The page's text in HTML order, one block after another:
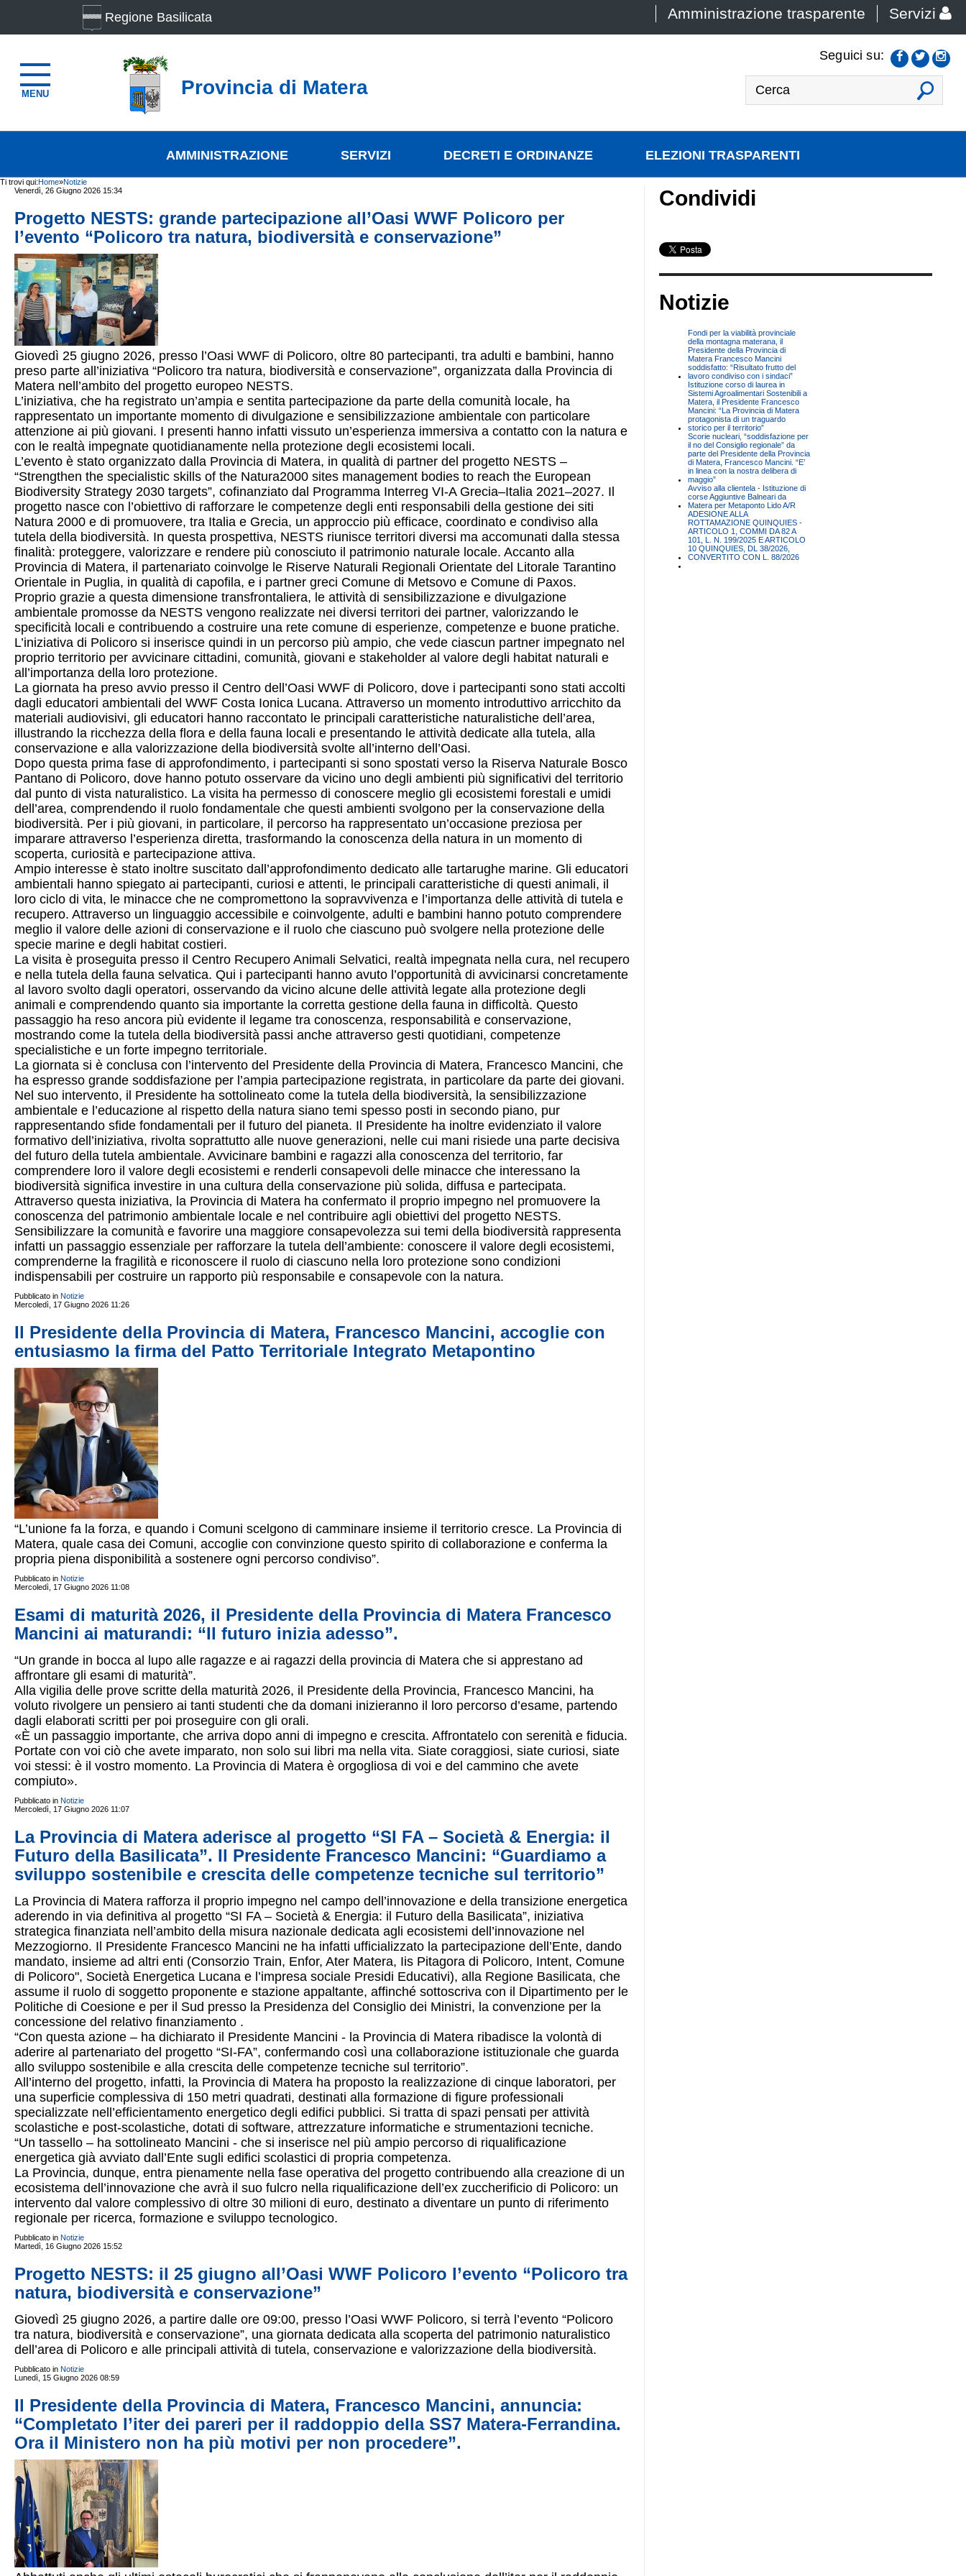
MENU
Regione Basilicata Amministrazione trasparente Servizi
Provincia di Matera VAI
Seguici su:
AMMINISTRAZIONE SERVIZI DECRETI E ORDINANZE ELEZIONI TRASPARENTI
Ti trovi qui:Home»Notizie
Venerdì, 26 Giugno 2026 15:34
Progetto NESTS: grande partecipazione all’Oasi WWF Policoro per
l’evento “Policoro tra natura, biodiversità e conservazione”
Giovedì 25 giugno 2026, presso l’Oasi WWF di Policoro, oltre 80 partecipanti, tra adulti e bambini, hanno
preso parte all’iniziativa “Policoro tra natura, biodiversità e conservazione”, organizzata dalla Provincia di
Matera nell’ambito del progetto europeo NESTS.
L’iniziativa, che ha registrato un’ampia e sentita partecipazione da parte della comunità locale, ha
rappresentato un importante momento di divulgazione e sensibilizzazione ambientale con particolare
attenzione ai più giovani. I presenti hanno infatti vissuto un’esperienza immersiva a contatto con la natura e
con le realtà impegnate quotidianamente nella protezione degli ecosistemi locali.
L’evento è stato organizzato dalla Provincia di Matera, in qualità di partner del progetto NESTS –
“Strengthen the specialistic skills of the Natura2000 sites management bodies to reach the European
Biodiversity Strategy 2030 targets”, cofinanziato dal Programma Interreg VI-A Grecia–Italia 2021–2027. Il
progetto nasce con l’obiettivo di rafforzare le competenze degli enti responsabili della gestione dei siti
Natura 2000 e di promuovere, tra Italia e Grecia, un approccio più efficace, coordinato e condiviso alla
tutela della biodiversità. In questa prospettiva, NESTS riunisce territori diversi ma accomunati dalla stessa
finalità: proteggere, valorizzare e rendere più conosciuto il patrimonio naturale locale. Accanto alla
Provincia di Matera, il partenariato coinvolge le Riserve Naturali Regionali Orientate del Litorale Tarantino
Orientale in Puglia, in qualità di capofila, e i partner greci Comune di Metsovo e Comune di Paxos.
Proprio grazie a questa dimensione transfrontaliera, le attività di sensibilizzazione e divulgazione
ambientale promosse da NESTS vengono realizzate nei diversi territori dei partner, valorizzando le
specificità locali e contribuendo a costruire una rete comune di esperienze, competenze e buone pratiche.
L’iniziativa di Policoro si inserisce quindi in un percorso più ampio, che vede ciascun partner impegnato nel
proprio territorio per avvicinare cittadini, comunità, giovani e stakeholder al valore degli habitat naturali e
all’importanza della loro protezione.
La giornata ha preso avvio presso il Centro dell’Oasi WWF di Policoro, dove i partecipanti sono stati accolti
dagli educatori ambientali del WWF Costa Ionica Lucana. Attraverso un momento introduttivo arricchito da
materiali audiovisivi, gli educatori hanno raccontato le principali caratteristiche naturalistiche dell’area,
illustrando la ricchezza della flora e della fauna locali e presentando le attività dedicate alla tutela, alla
conservazione e alla valorizzazione della biodiversità svolte all’interno dell’Oasi.
Dopo questa prima fase di approfondimento, i partecipanti si sono spostati verso la Riserva Naturale Bosco
Pantano di Policoro, dove hanno potuto osservare da vicino uno degli ambienti più significativi del territorio
dal punto di vista naturalistico. La visita ha permesso di conoscere meglio gli ecosistemi forestali e umidi
dell’area, comprendendo il ruolo fondamentale che questi ambienti svolgono per la conservazione della
biodiversità. Per i più giovani, in particolare, il percorso ha rappresentato un’occasione preziosa per
imparare attraverso l’esperienza diretta, trasformando la conoscenza della natura in un momento di
scoperta, curiosità e partecipazione attiva.
Ampio interesse è stato inoltre suscitato dall’approfondimento dedicato alle tartarughe marine. Gli educatori
ambientali hanno spiegato ai partecipanti, curiosi e attenti, le principali caratteristiche di questi animali, il
loro ciclo di vita, le minacce che ne compromettono la sopravvivenza e l’importanza delle attività di tutela e
recupero. Attraverso un linguaggio accessibile e coinvolgente, adulti e bambini hanno potuto comprendere
meglio il valore delle azioni di conservazione e il ruolo che ciascuno può svolgere nella protezione delle
specie marine e degli habitat costieri.
La visita è proseguita presso il Centro Recupero Animali Selvatici, realtà impegnata nella cura, nel recupero
e nella tutela della fauna selvatica. Qui i partecipanti hanno avuto l’opportunità di avvicinarsi concretamente
al lavoro svolto dagli operatori, osservando da vicino alcune delle attività legate alla protezione degli
animali e comprendendo quanto sia importante la corretta gestione della fauna in difficoltà. Questo
passaggio ha reso ancora più evidente il legame tra conoscenza, responsabilità e conservazione,
mostrando come la tutela della biodiversità passi anche attraverso gesti quotidiani, competenze
specialistiche e un forte impegno territoriale.
La giornata si è conclusa con l’intervento del Presidente della Provincia di Matera, Francesco Mancini, che
ha espresso grande soddisfazione per l’ampia partecipazione registrata, in particolare da parte dei giovani.
Nel suo intervento, il Presidente ha sottolineato come la tutela della biodiversità, la sensibilizzazione
ambientale e l’educazione al rispetto della natura siano temi spesso posti in secondo piano, pur
rappresentando sfide fondamentali per il futuro del pianeta. Il Presidente ha inoltre evidenziato il valore
formativo dell’iniziativa, rivolta soprattutto alle nuove generazioni, nelle cui mani risiede una parte decisiva
del futuro della tutela ambientale. Avvicinare bambini e ragazzi alla conoscenza del territorio, far
comprendere loro il valore degli ecosistemi e renderli consapevoli delle minacce che interessano la
biodiversità significa investire in una cultura della conservazione più solida, diffusa e partecipata.
Attraverso questa iniziativa, la Provincia di Matera ha confermato il proprio impegno nel promuovere la
conoscenza del patrimonio ambientale locale e nel contribuire agli obiettivi del progetto NESTS.
Sensibilizzare la comunità e favorire una maggiore consapevolezza sui temi della biodiversità rappresenta
infatti un passaggio essenziale per rafforzare la tutela dell’ambiente: conoscere il valore degli ecosistemi,
comprenderne la fragilità e riconoscere il ruolo di ciascuno nella loro protezione sono condizioni
indispensabili per costruire un rapporto più responsabile e consapevole con la natura.
Pubblicato in Notizie
Mercoledì, 17 Giugno 2026 11:26
Il Presidente della Provincia di Matera, Francesco Mancini, accoglie con
entusiasmo la firma del Patto Territoriale Integrato Metapontino
“L’unione fa la forza, e quando i Comuni scelgono di camminare insieme il territorio cresce. La Provincia di
Matera, quale casa dei Comuni, accoglie con convinzione questo spirito di collaborazione e conferma la
propria piena disponibilità a sostenere ogni percorso condiviso”.
Pubblicato in Notizie
Mercoledì, 17 Giugno 2026 11:08
Esami di maturità 2026, il Presidente della Provincia di Matera Francesco
Mancini ai maturandi: “Il futuro inizia adesso”.
“Un grande in bocca al lupo alle ragazze e ai ragazzi della provincia di Matera che si apprestano ad
affrontare gli esami di maturità”.
Alla vigilia delle prove scritte della maturità 2026, il Presidente della Provincia, Francesco Mancini, ha
voluto rivolgere un pensiero ai tanti studenti che da domani inizieranno il loro percorso d’esame, partendo
dagli elaborati scritti per poi proseguire con gli orali.
«È un passaggio importante, che arriva dopo anni di impegno e crescita. Affrontatelo con serenità e fiducia.
Portate con voi ciò che avete imparato, non solo sui libri ma nella vita. Siate coraggiosi, siate curiosi, siate
voi stessi: è il vostro momento. La Provincia di Matera è orgogliosa di voi e del cammino che avete
compiuto».
Pubblicato in Notizie
Mercoledì, 17 Giugno 2026 11:07
La Provincia di Matera aderisce al progetto “SI FA – Società & Energia: il
Futuro della Basilicata”. Il Presidente Francesco Mancini: “Guardiamo a
sviluppo sostenibile e crescita delle competenze tecniche sul territorio”
La Provincia di Matera rafforza il proprio impegno nel campo dell’innovazione e della transizione energetica
aderendo in via definitiva al progetto “SI FA – Società & Energia: il Futuro della Basilicata”, iniziativa
strategica finanziata nell’ambito della misura nazionale dedicata agli ecosistemi dell’innovazione nel
Mezzogiorno. Il Presidente Francesco Mancini ne ha infatti ufficializzato la partecipazione dell’Ente, dando
mandato, insieme ad altri enti (Consorzio Train, Enfor, Ater Matera, Iis Pitagora di Policoro, Intent, Comune
di Policoro", Società Energetica Lucana e l’impresa sociale Presidi Educativi), alla Regione Basilicata, che
assume il ruolo di soggetto proponente e stazione appaltante, affinché sottoscriva con il Dipartimento per le
Politiche di Coesione e per il Sud presso la Presidenza del Consiglio dei Ministri, la convenzione per la
concessione del relativo finanziamento .
“Con questa azione – ha dichiarato il Presidente Mancini - la Provincia di Matera ribadisce la volontà di
aderire al partenariato del progetto “SI-FA”, confermando così una collaborazione istituzionale che guarda
allo sviluppo sostenibile e alla crescita delle competenze tecniche sul territorio”.
All’interno del progetto, infatti, la Provincia di Matera ha proposto la realizzazione di cinque laboratori, per
una superficie complessiva di 150 metri quadrati, destinati alla formazione di figure professionali
specializzate nell’efficientamento energetico degli edifici pubblici. Si tratta di spazi pensati per attività
scolastiche e post-scolastiche, dotati di software, attrezzature informatiche e strumentazioni tecniche.
“Un tassello – ha sottolineato Mancini - che si inserisce nel più ampio percorso di riqualificazione
energetica già avviato dall’Ente sugli edifici scolastici di propria competenza.
La Provincia, dunque, entra pienamente nella fase operativa del progetto contribuendo alla creazione di un
ecosistema dell’innovazione che avrà il suo fulcro nella riqualificazione dell’ex zuccherificio di Policoro: un
intervento dal valore complessivo di oltre 30 milioni di euro, destinato a diventare un punto di riferimento
regionale per ricerca, formazione e sviluppo tecnologico.
Pubblicato in Notizie
Martedì, 16 Giugno 2026 15:52
Progetto NESTS: il 25 giugno all’Oasi WWF Policoro l’evento “Policoro tra
natura, biodiversità e conservazione”
Giovedì 25 giugno 2026, a partire dalle ore 09:00, presso l’Oasi WWF Policoro, si terrà l’evento “Policoro
tra natura, biodiversità e conservazione”, una giornata dedicata alla scoperta del patrimonio naturalistico
dell’area di Policoro e alle principali attività di tutela, conservazione e valorizzazione della biodiversità.
Pubblicato in Notizie
Lunedì, 15 Giugno 2026 08:59
Il Presidente della Provincia di Matera, Francesco Mancini, annuncia:
“Completato l’iter dei pareri per il raddoppio della SS7 Matera-Ferrandina.
Ora il Ministero non ha più motivi per non procedere”.
Condividi
Notizie
Fondi per la viabilità provinciale
della montagna materana, il
Presidente della Provincia di
Matera Francesco Mancini
soddisfatto: “Risultato frutto del
lavoro condiviso con i sindaci”
Istituzione corso di laurea in
Sistemi Agroalimentari Sostenibili a
Matera, il Presidente Francesco
Mancini: “La Provincia di Matera
protagonista di un traguardo
storico per il territorio”
Scorie nucleari, “soddisfazione per
il no del Consiglio regionale” da
parte del Presidente della Provincia
di Matera, Francesco Mancini. “E’
in linea con la nostra delibera di
maggio”
Avviso alla clientela - Istituzione di
corse Aggiuntive Balneari da
Matera per Metaponto Lido A/R
ADESIONE ALLA
ROTTAMAZIONE QUINQUIES -
ARTICOLO 1, COMMI DA 82 A
101, L. N. 199/2025 E ARTICOLO
10 QUINQUIES, DL 38/2026,
CONVERTITO CON L. 88/2026